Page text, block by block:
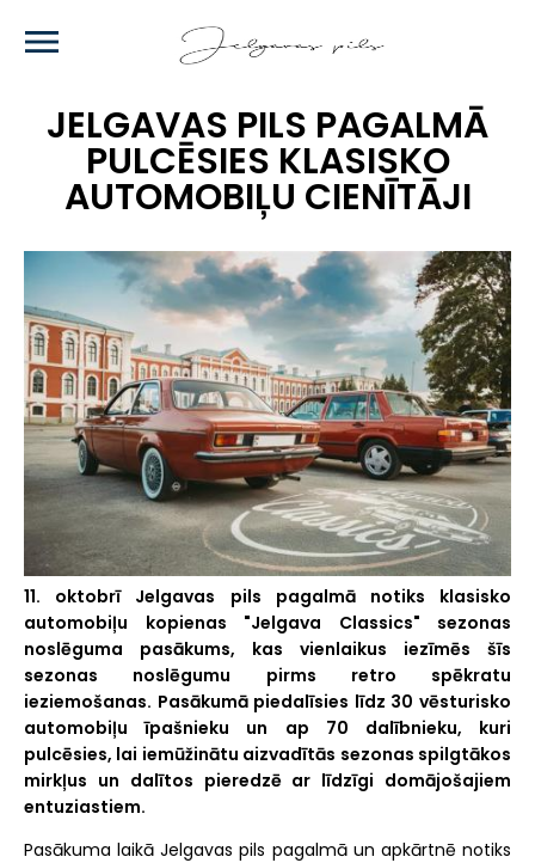
main
JELGAVAS PILS PAGALMĀ
PULCĒSIES KLASISKO
AUTOMOBIĻU CIENĪTĀJI
11. oktobrī Jelgavas pils pagalmā notiks klasisko
automobiļu kopienas "Jelgava Classics" sezonas
noslēguma pasākums, kas vienlaikus iezīmēs šīs
sezonas noslēgumu pirms retro spēkratu
ieziemošanas. Pasākumā piedalīsies līdz 30 vēsturisko
automobiļu īpašnieku un ap 70 dalībnieku, kuri
pulcēsies, lai iemūžinātu aizvadītās sezonas spilgtākos
mirkļus un dalītos pieredzē ar līdzīgi domājošajiem
entuziastiem.
Pasākuma laikā Jelgavas pils pagalmā un apkārtnē notiks